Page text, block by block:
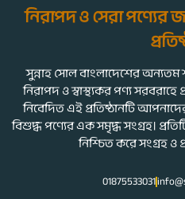
নিরাপদ ও সেরা পণ্যের
সুন্নাহ সোল বাংলাদেশের অন্যতম
নিরাপদ ও স্বাস্থ্যকর পণ্য
নিবেদিত এই প্রতিষ্ঠানটি
বিশুদ্ধ পণ্যের এক সমৃদ্ধ সংগ্রহ।
নিশ্চিত করে সংগ্রহ ও
01875533031